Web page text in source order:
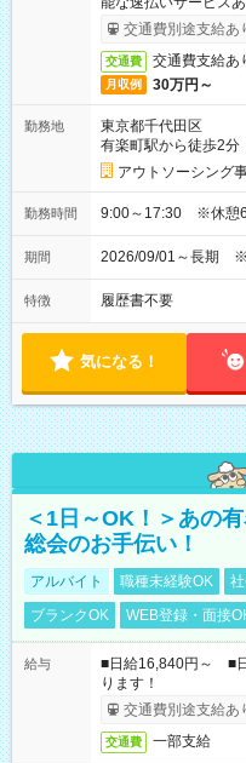
交通費別途支給あ
交通費 交通費支給あ
月収例 30万円～
勤務地
東京都千代田区
有楽町駅から徒歩2分
アウトソーシング
勤務時間 9:00～17:30 ※休憩
期間 2026/09/01～長期 ※
特徴 履歴書不要
気になる！
＜1日～OK！＞あの
総会のお手伝い！
アルバイト 職種未経験OK
ブランクOK
WEB登録・面接
給与
■日給16,840円～ ■
ります！
交通費別途支給あ
交通費 一部支給